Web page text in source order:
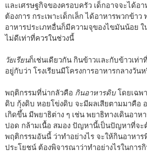
และเศรษฐกิจของครอบครัว เด็กอาจจะได้อ
ต้องการ กระเพาะเด็กเล็ก ได้อาหารพวกข้าว
อาหารประเภทอื่นก็มีความจุของไขมันน้อย ใ
ไม่ดีเท่าที่ควรในช่วงนี้
วัยเรียนก็เช่นเดียวกัน กินข้าวและกับข้าวเท่า
อยู่กับว่า โรงเรียนมีโครงการอาหารกลางวัน
พฤติกรรมที่น่ากลัวคือ กินอาหารดิบโดยเฉพ
ดิบ กุ้งดิบ หอยโข่งดิบ จะมีผลเสียตามมาคือ
เกิดขึ้น มีพยาธิต่าง ๆ เช่น พยาธิทางเดินอาห
ปอด กล้ามเนื้อ สมอง ปัญหานี้เป็นปัญหาที่จะ
พฤติกรรมอันนี้ ว่าทำอย่างไร จะให้กินอาหาร
ประโยชน์ ต้องพิจารณาว่าทำอย่างไรในการ